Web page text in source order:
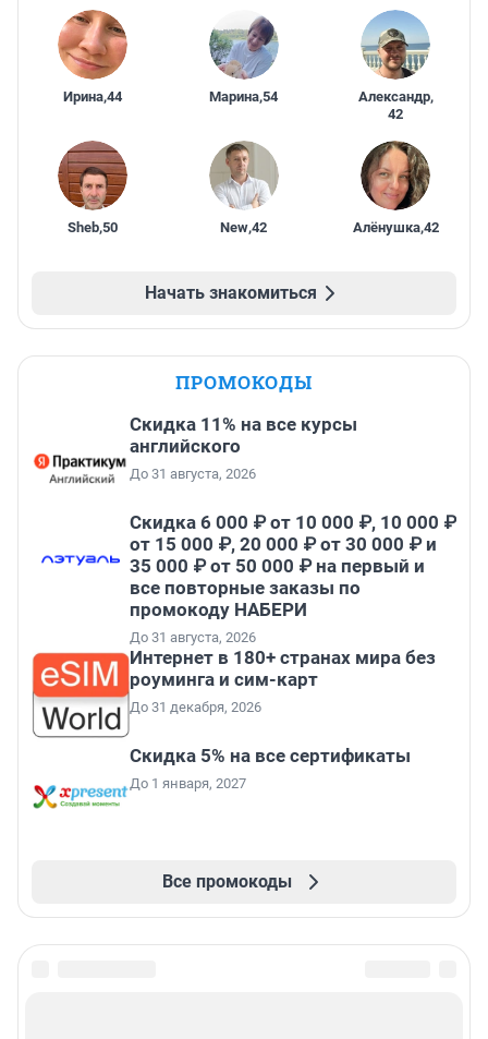
Ирина,44 Марина,54 Александр,
42
Sheb,50 New,42 Алёнушка,42
Начать знакомиться
ПРОМОКОДЫ
Скидка 11% на все курсы
английского
До 31 августа, 2026
Скидка 6 000 ₽ от 10 000 ₽, 10 000 ₽
от 15 000 ₽, 20 000 ₽ от 30 000 ₽ и
35 000 ₽ от 50 000 ₽ на первый и
все повторные заказы по
промокоду НАБЕРИ
До 31 августа, 2026
Интернет в 180+ странах мира без
роуминга и сим-карт
До 31 декабря, 2026
Скидка 5% на все сертификаты
До 1 января, 2027
Все промокоды